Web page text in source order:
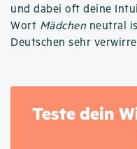
und dabei oft deine
Wort Mädchen neutral
Deutschen sehr
Teste dein